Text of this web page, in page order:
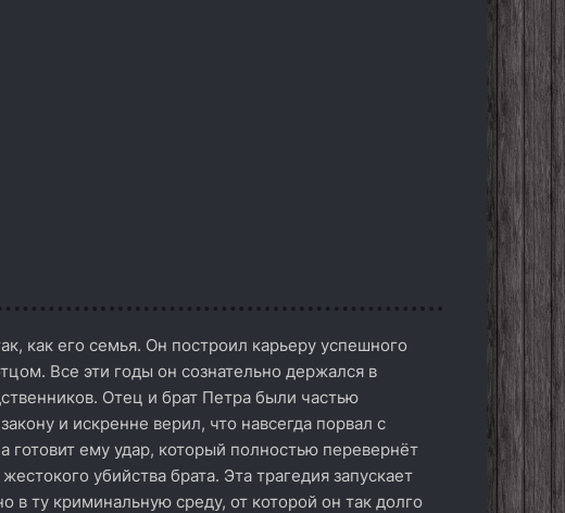
как его семья. Он построил карьеру успешного
Все эти годы он сознательно держался в
Отец и брат Петра были частью
и искренне верил, что навсегда порвал с
ему удар, который полностью перевернёт
убийства брата. Эта трагедия запускает
в ту криминальную среду, от которой он так долго